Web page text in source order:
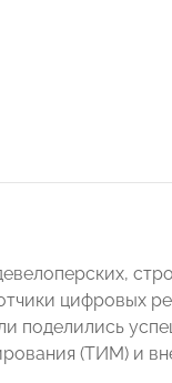
цифровых
поделились
(ТИМ) и